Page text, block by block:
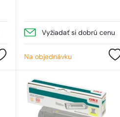
Vyžiadať si dobrú cenu
Na objednávku